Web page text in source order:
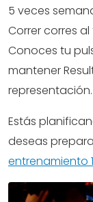
5 veces
Correr corres
Conoces tu
mantener
representación.
Estás
deseas
entrenamiento